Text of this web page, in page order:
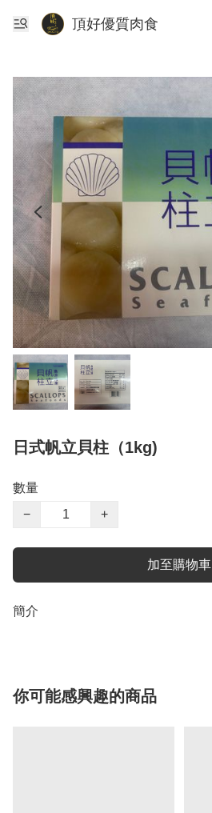
頂好優質肉食
日式帆立貝柱（1kg)
數量
−
+
加至購物車
簡介
你可能感興趣的商品